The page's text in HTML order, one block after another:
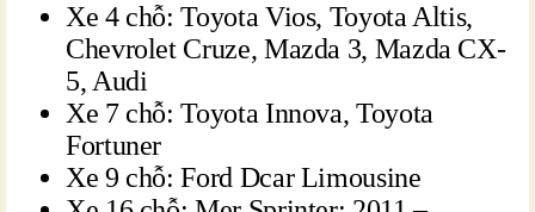
Xe 4 chỗ: Toyota Vios, Toyota Altis,
Chevrolet Cruze, Mazda 3, Mazda CX-
5, Audi
Xe 7 chỗ: Toyota Innova, Toyota
Fortuner
Xe 9 chỗ: Ford Dcar Limousine